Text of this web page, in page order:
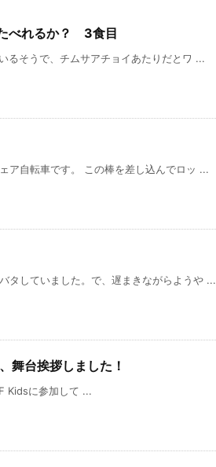
べれるか？ 3食目
るそうで、チムサアチョイあたりだとワ ...
ア自転車です。 この棒を差し込んでロッ ...
タしていました。で、遅まきながらようや ...
台挨拶しました！
Kidsに参加して ...